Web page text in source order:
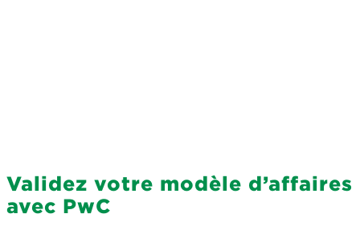
Validez votre modèle d’affaires
avec PwC